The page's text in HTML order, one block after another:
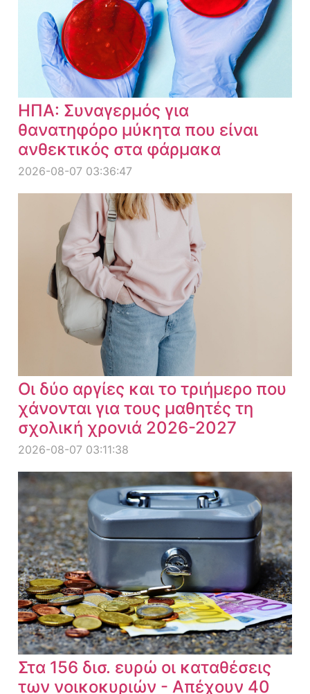
ΗΠΑ: Συναγερμός για
θανατηφόρο μύκητα που είναι
ανθεκτικός στα φάρμακα
2026-08-07 03:36:47
Οι δύο αργίες και το τριήμερο που
χάνονται για τους μαθητές τη
σχολική χρονιά 2026-2027
2026-08-07 03:11:38
Στα 156 δισ. ευρώ οι καταθέσεις
των νοικοκυριών - Απέχουν 40